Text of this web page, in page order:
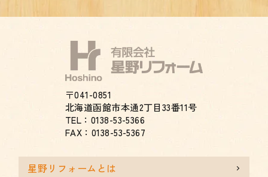
〒041-0851
北海道函館市本通2丁目33番11号
TEL：0138-53-5366
FAX：0138-53-5367
星野リフォームとは